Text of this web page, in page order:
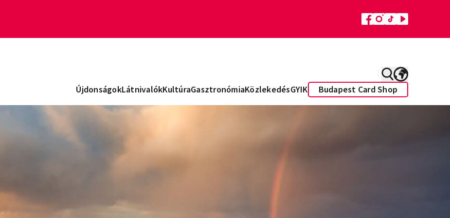
ÚjdonságokLátnivalókKultúraGasztronómiaKözlekedésGYIK Budapest Card Shop